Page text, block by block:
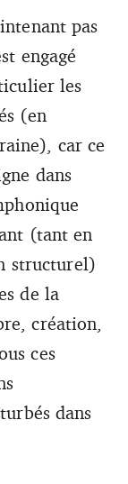
pas
engagé
les
(en
car ce
dans
(tant en
structurel)
de la
création,
ces
dans